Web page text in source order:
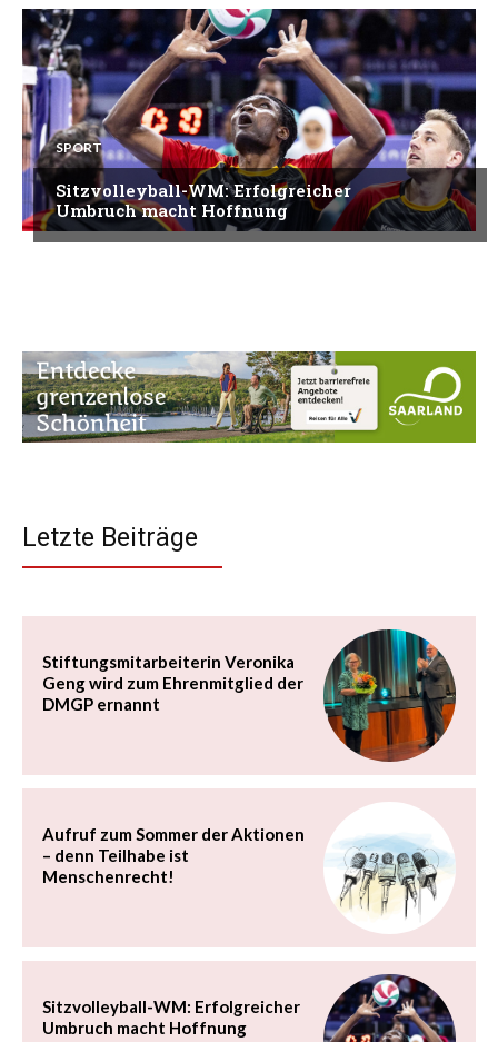
SPORT
Sitzvolleyball-WM: Erfolgreicher
Umbruch macht Hoffnung
Letzte Beiträge
Stiftungsmitarbeiterin Veronika
Geng wird zum Ehrenmitglied der
DMGP ernannt
Aufruf zum Sommer der Aktionen
– denn Teilhabe ist
Menschenrecht!
Sitzvolleyball-WM: Erfolgreicher
Umbruch macht Hoffnung